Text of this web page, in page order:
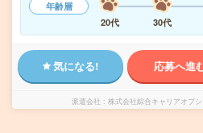
年齢層
20代
30代
気になる! 応募へ進
派遣会社 株式会社綜合キャリアオプ